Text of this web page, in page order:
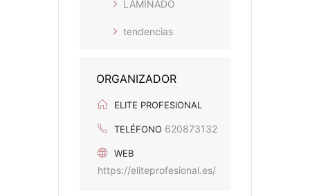
LAMINADO
tendencias
ORGANIZADOR
ELITE PROFESIONAL
TELÉFONO 620873132
WEB
https://eliteprofesional.es/